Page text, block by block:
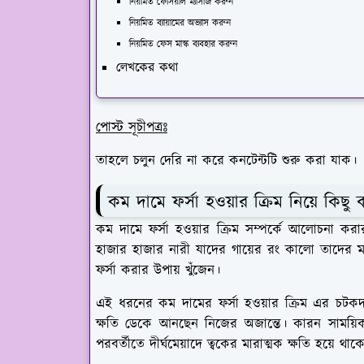
নিয়মিত ব্যায়ামের অভ্যাস করুন
নিয়মিত ফেস মাস্ক ব্যবহার করুন
লেখকের কথা
পোস্ট সূচীপত্রঃ
তাহলে চলুন দেরি না করে কনটেন্টটি শুরু করা যাক।
কম দামে ফর্সা হওয়ার ক্রিম নিয়ে কিছু
কম দামে ফর্সা হওয়ার ক্রিম সম্পর্কে আলোচনা
হাজার হাজার নারী যাদের গায়ের রং কালো তাদের
ফর্সা করার উপায় খুঁজেন।
এই ধরনের কম দামের ফর্সা হওয়ার ক্রিম এর
ক্ষতি ডেকে আনছেন নিজের অজান্তে। কারন
পরবর্তীতে দীর্ঘমেয়াদে ত্বকের মারাত্মক ক্ষতি হয়ে